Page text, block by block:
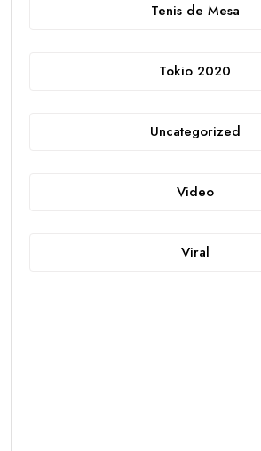
Tenis de Mesa
Tokio 2020
Uncategorized
Video
Viral